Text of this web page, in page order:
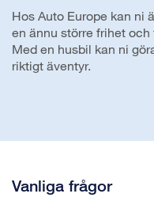
Hos Auto Europe kan ni
en ännu större frihet
Med en husbil kan ni
riktigt äventyr.
Vanliga frågor